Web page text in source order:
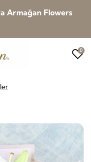
Armağan Flowers
0